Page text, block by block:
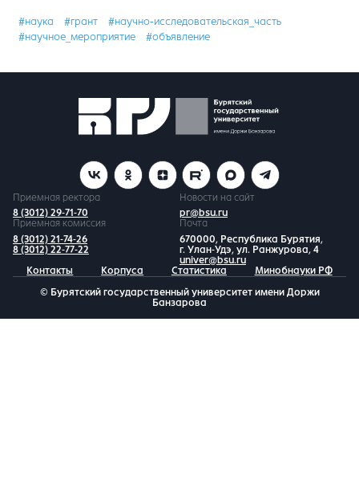
#наука #грант
#научно-исследовательская_часть
#научное_мероприятие
#объявление
Приемная ректора
8 (3012) 29-71-70
Новости на сайт
pr@bsu.ru
Приемная комиссия
8 (3012) 21-74-26
8 (3012) 22-77-22
Почта
670000, Республика Бурятия,
г. Улан-Удэ, ул. Ранжурова, 4
univer@bsu.ru
Контакты
Корпуса Статистика Минобнауки РФ
© Бурятский государственный университет имени Доржи
Банзарова